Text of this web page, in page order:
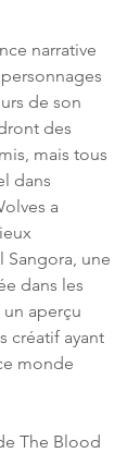
narrative
de son
des
mais tous
dans
a
Sangora, une
dans les
aperçu
créatif ayant
monde
The Blood